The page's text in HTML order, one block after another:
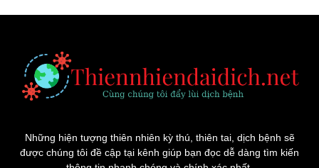
Những hiện tượng thiên nhiên kỳ thú, thiên tai, dịch bệnh sẽ
được chúng tôi đề cập tại kênh giúp bạn đọc dễ dàng tìm kiến